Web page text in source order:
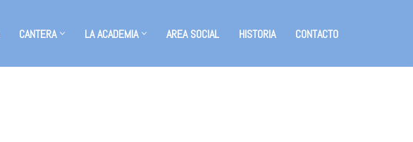
CANTERA LA ACADEMIA AREA SOCIAL HISTORIA CONTACTO